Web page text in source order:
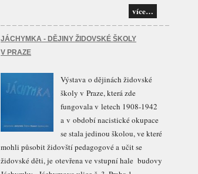
více…
JÁCHYMKA - DĚJINY ŽIDOVSKÉ ŠKOLY
V PRAZE
Výstava o dějinách židovské
školy v Praze, která zde
fungovala v letech 1908-1942
a v období nacistické okupace
se stala jedinou školou, ve které
mohli působit židovští pedagogové a učit se
židovské děti, je otevřena ve vstupní hale budovy